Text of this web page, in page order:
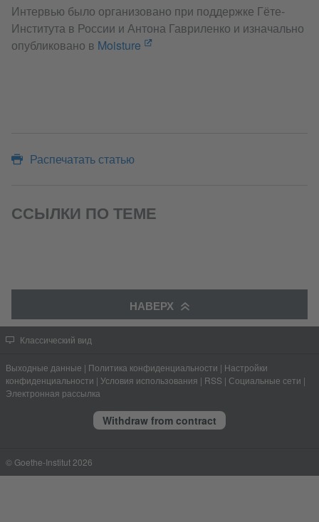
Интервью было организовано при поддержке Гёте-
Института в России и Антона Гавриленко и изначально
опубликовано в Moisture
Распечатать статью
ССЫЛКИ ПО ТЕМЕ
НАВЕРХ
Классический вид
Выходные данные | Политика конфиденциальности | Настройки
конфиденциальности | Условия использования | RSS | Социальные сети |
Электронная рассылка
Withdraw from contract
© Goethe-Institut 2026